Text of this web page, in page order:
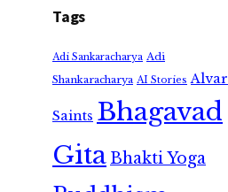
Tags
Adi Sankaracharya Adi
Shankaracharya AI Stories Alvar
Saints Bhagavad
GitaBhakti Yoga